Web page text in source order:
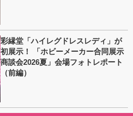
彩縁堂「ハイレグドレスレディ」が
初展示！ 「ホビーメーカー合同展示
商談会2026夏」会場フォトレポート
（前編）